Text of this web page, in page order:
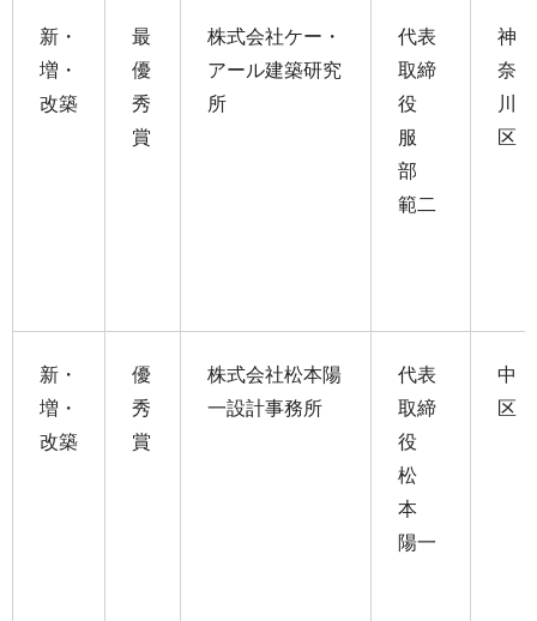
新・
増・
改築
最
優
秀
賞
株式会社ケー・
アール建築研究
所
代表
取締
役
服
部
範二
神
奈
川
区
新・
増・
改築
優
秀
賞
株式会社松本陽
一設計事務所
代表
取締
役
松
本
陽一
中
区